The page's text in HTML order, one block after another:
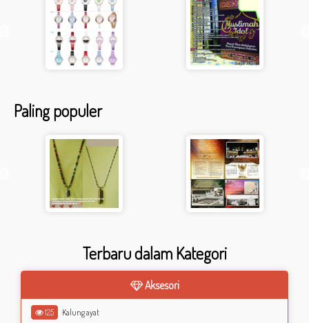
Paling populer
Terbaru dalam Kategori
Aksesori
125 Kalung ayat